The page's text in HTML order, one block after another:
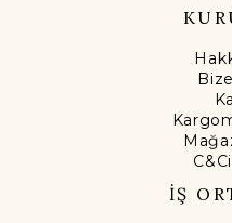
İŞ